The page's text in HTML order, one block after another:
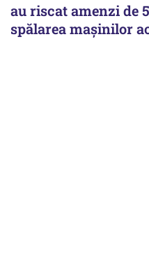
au riscat amenzi de
spălarea mașinilor